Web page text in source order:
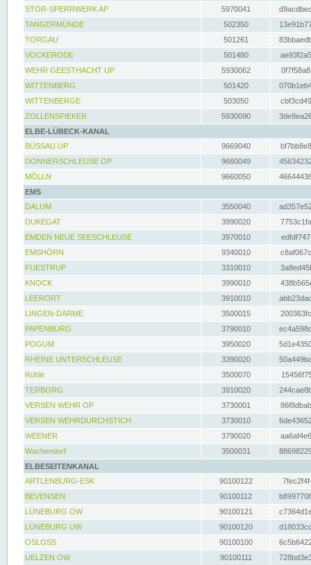
STÖR-SPERRWERK AP 5970041
TANGERMÜNDE
502350
TORGAU
501261
VOCKERODE
501480
WEHR GEESTHACHT UP
5930062
WITTENBERG
501420
WITTENBERGE
503050
ZOLLENSPIEKER
5930090
ELBE-LÜBECK-KANAL
BÜSSAU UP
9669040
DONNERSCHLEUSE OP
9660049
MÖLLN
9660050
EMS
DALUM
3550040
DUKEGAT
3990020
EMDEN NEUE SEESCHLEUSE
3970010
EMSHÖRN
9340010
FUESTRUP
3310010
KNOCK
3990010
LEERORT
3910010
LINGEN-DARME
3500015
PAPENBURG
3790010
POGUM
3950020
RHEINE UNTERSCHLEUSE
3390020
Rühle
3500070
TERBORG
3910020
VERSEN WEHR OP
3730001
VERSEN WEHRDURCHSTICH
3730010
WEENER
3790020
Wachendorf
3500031
ELBESEITENKANAL
ARTLENBURG-ESK
90100122
BEVENSEN
90100112
LÜNEBURG OW
90100121
LÜNEBURG UW
90100120
OSLOSS
90100100
UELZEN OW
90100111